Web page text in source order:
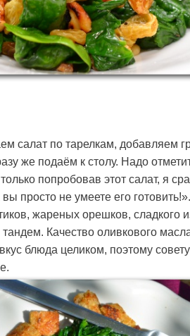
салат по тарелкам, добавляем
же подаём к столу. Надо
попробовав этот салат, я
просто не умеете его
жареных орешков, сладкого
Качество оливкового
блюда целиком, поэтому